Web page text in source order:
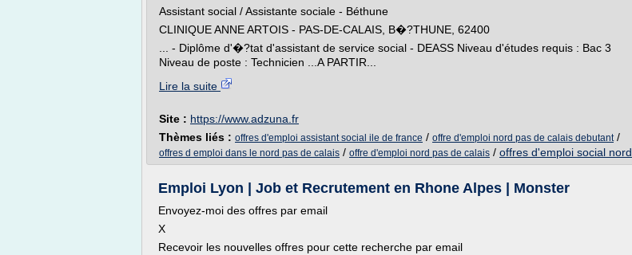
Assistant social / Assistante sociale - Béthune
CLINIQUE ANNE ARTOIS - PAS-DE-CALAIS, B�?THUNE, 62400
... - Diplôme d'�?tat d'assistant de service social - DEASS Niveau d'études requis : Bac 3
Niveau de poste : Technicien ...A PARTIR...
Lire la suite
Site : https://www.adzuna.fr
Thèmes liés : offres d'emploi assistant social ile de france / offre d'emploi nord pas de calais debutant/
offres d emploi dans le nord pas de calais / offre d'emploi nord pas de calais / offres d'emploi social nord
Emploi Lyon | Job et Recrutement en Rhone Alpes | Monster
Envoyez-moi des offres par email
X
Recevoir les nouvelles offres pour cette recherche par email